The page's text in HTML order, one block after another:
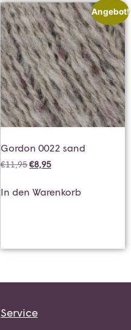
Angebot!
Gordon 0022 sand
€11,95€8,95
In den Warenkorb
Service